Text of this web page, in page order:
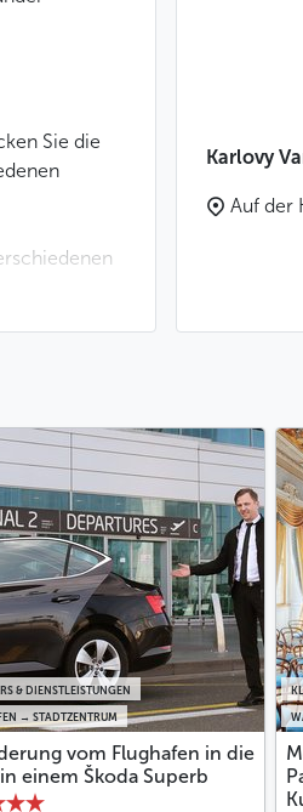
Sie die
sehr gut
der Nähe der
Karlovy
Auf der
→ STADTZENTRUM
& DIENSTLEISTUNGEN
vom Flughafen in die
einem Škoda Superb